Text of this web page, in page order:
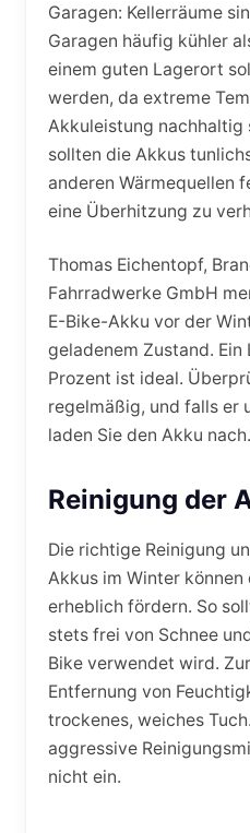
Garagen: Kellerräume
Garagen häufig kühler
einem guten Lagerort
werden, da extreme
Akkuleistung nachhaltig
sollten die Akkus
anderen Wärmequellen
eine Überhitzung zu
Thomas Eichentopf,
Fahrradwerke GmbH
E-Bike-Akku vor der
geladenem Zustand.
Prozent ist ideal.
regelmäßig, und falls er
laden Sie den Akku
Reinigung der
Die richtige Reinigung
Akkus im Winter
erheblich fördern. So
stets frei von Schnee
Bike verwendet wird.
Entfernung von
trockenes, weiches
aggressive
nicht ein.